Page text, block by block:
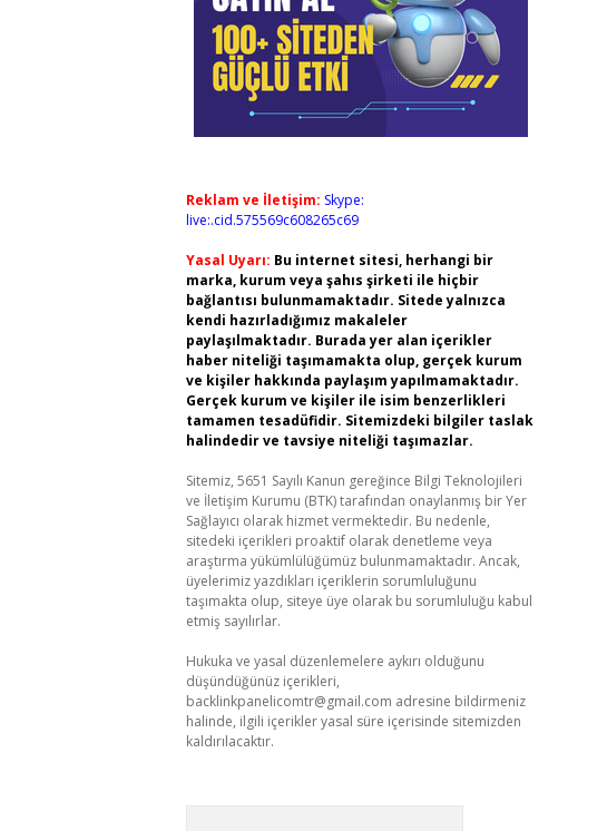
Reklam ve İletişim: Skype:
live:.cid.575569c608265c69
Yasal Uyarı: Bu internet sitesi, herhangi bir
marka, kurum veya şahıs şirketi ile hiçbir
bağlantısı bulunmamaktadır. Sitede yalnızca
kendi hazırladığımız makaleler
paylaşılmaktadır. Burada yer alan içerikler
haber niteliği taşımamakta olup, gerçek kurum
ve kişiler hakkında paylaşım yapılmamaktadır.
Gerçek kurum ve kişiler ile isim benzerlikleri
tamamen tesadüfidir. Sitemizdeki bilgiler taslak
halindedir ve tavsiye niteliği taşımazlar.
Sitemiz, 5651 Sayılı Kanun gereğince Bilgi Teknolojileri
ve İletişim Kurumu (BTK) tarafından onaylanmış bir Yer
Sağlayıcı olarak hizmet vermektedir. Bu nedenle,
sitedeki içerikleri proaktif olarak denetleme veya
araştırma yükümlülüğümüz bulunmamaktadır. Ancak,
üyelerimiz yazdıkları içeriklerin sorumluluğunu
taşımakta olup, siteye üye olarak bu sorumluluğu kabul
etmiş sayılırlar.
Hukuka ve yasal düzenlemelere aykırı olduğunu
düşündüğünüz içerikleri,
backlinkpanelicomtr@gmail.com adresine bildirmeniz
halinde, ilgili içerikler yasal süre içerisinde sitemizden
kaldırılacaktır.